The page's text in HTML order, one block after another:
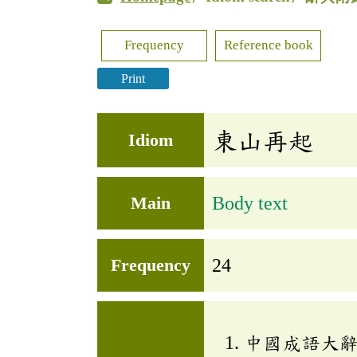
Frequency Reference book
Print
Idiom 東山再起
Main Body text
Frequency 24
中國成語大